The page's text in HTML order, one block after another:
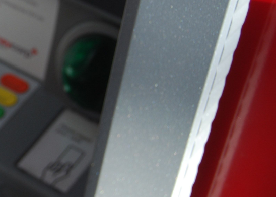
As mais lidas da
semana
Do produto ao ecossistema:
como empresas estão
criando vantagem
competitiva